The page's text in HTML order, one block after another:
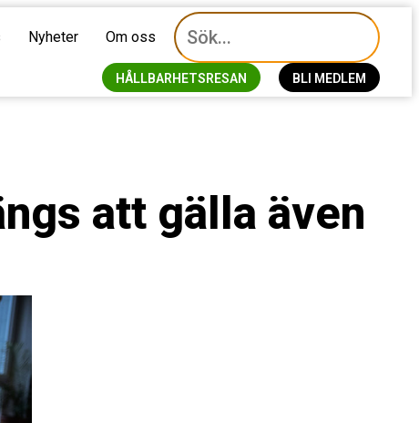
Nyheter Om oss
HÅLLBARHETSRESAN BLI MEDLEM
att gälla även